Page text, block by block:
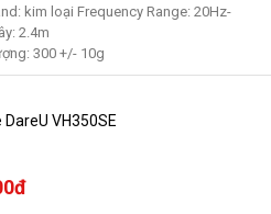
kim loại Frequency Range: 20Hz-
2.4m
300 +/- 10g
DareU VH350SE